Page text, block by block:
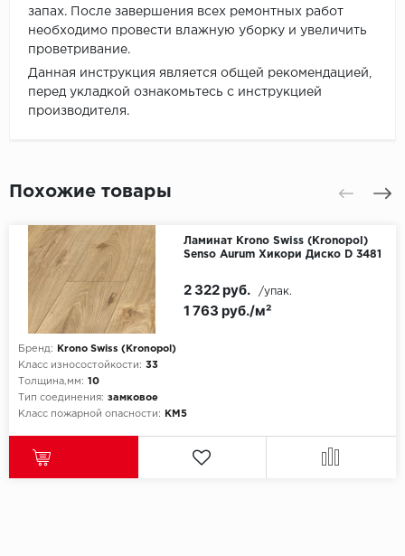
запах. После завершения всех ремонтных работ
необходимо провести влажную уборку и увеличить
проветривание.
Данная инструкция является общей рекомендацией,
перед укладкой ознакомьтесь с инструкцией
производителя.
Похожие товары
Ламинат Krono Swiss (Kronopol)
Senso Aurum Хикори Диско D 3481
Бренд:
Krono Swiss (Kronopol)
Класс износостойкости: 33
Толщина,мм: 10
Тип соединения: замковое
Класс пожарной опасности:
КМ5
1 763 руб./м²
2 322 руб. /упак.